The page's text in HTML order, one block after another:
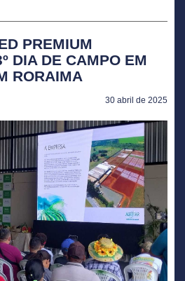
PREMIUM
DIA DE CAMPO EM
RORAIMA
30 abril de 2025